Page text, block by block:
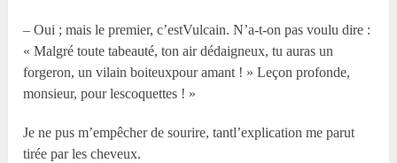
– Oui ; mais le premier, c’estVulcain. N’a-t-on pas voulu dire :
« Malgré toute tabeauté, ton air dédaigneux, tu auras un
forgeron, un vilain boiteuxpour amant ! » Leçon profonde,
monsieur, pour lescoquettes ! »
Je ne pus m’empêcher de sourire, tantl’explication me parut
tirée par les cheveux.